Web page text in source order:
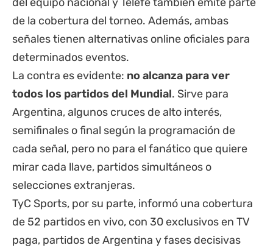
de la cobertura del torneo. Además, ambas
señales tienen alternativas online oficiales para
determinados eventos.
La contra es evidente: no alcanza para ver
todos los partidos del Mundial. Sirve para
Argentina, algunos cruces de alto interés,
semifinales o final según la programación de
cada señal, pero no para el fanático que quiere
mirar cada llave, partidos simultáneos o
selecciones extranjeras.
TyC Sports, por su parte, informó una cobertura
de 52 partidos en vivo, con 30 exclusivos en TV
paga, partidos de Argentina y fases decisivas